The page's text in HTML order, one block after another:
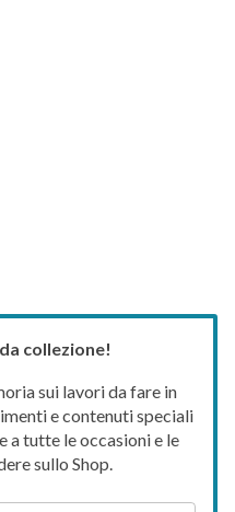
collezione!
sui lavori da fare in
e contenuti speciali
a tutte le occasioni e le
sullo Shop.